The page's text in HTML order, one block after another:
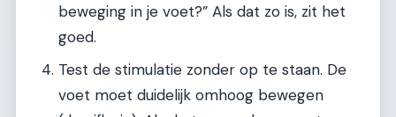
beweging in je voet?” Als dat zo is, zit het
goed.
Test de stimulatie zonder op te staan. De
voet moet duidelijk omhoog bewegen